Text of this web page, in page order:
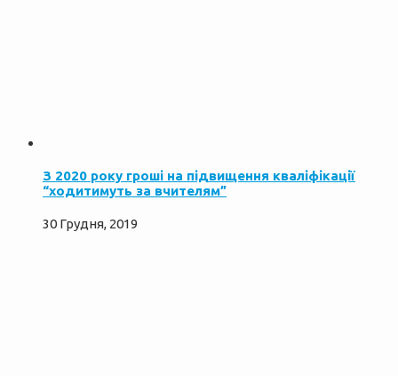
З 2020 року гроші на підвищення кваліфікації
“ходитимуть за вчителям”
30 Грудня, 2019